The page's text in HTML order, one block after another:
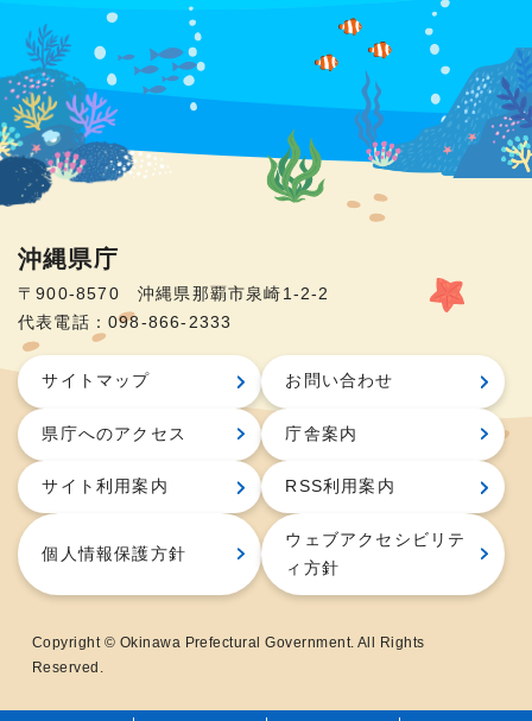
沖縄県庁
〒900-8570 沖縄県那覇市泉崎1-2-2
代表電話：098-866-2333
サイトマップ お問い合わせ
県庁へのアクセス 庁舎案内
サイト利用案内 RSS利用案内
個人情報保護方針
ウェブアクセシビリテ
ィ方針
Copyright © Okinawa Prefectural Government. All Rights
Reserved.